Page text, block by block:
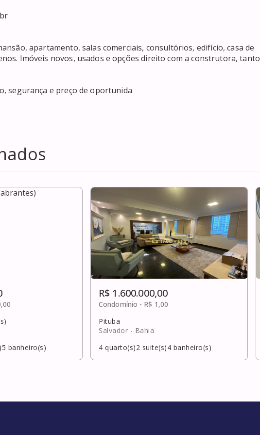
Imóveis novos, usados e opções direito com a construtora, tanto
segurança e preço de oportunida
5 banheiro(s)
R$ 1.600.000,00
Condomínio - R$ 1,00
Pituba
Salvador - Bahia
4 quarto(s)2 suite(s)4 banheiro(s)